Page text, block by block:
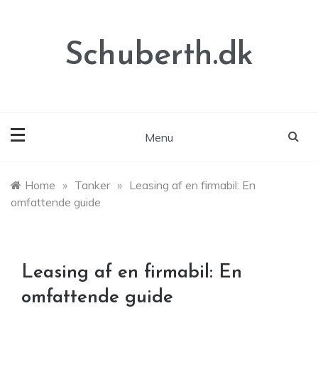
Schuberth.dk
Menu
Home » Tanker » Leasing af en firmabil: En
omfattende guide
Leasing af en firmabil: En
omfattende guide